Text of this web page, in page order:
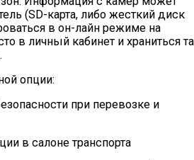
(SD-карта, либо жесткий диск
в он-лайн режиме на
в личный кабинет и храниться
опции:
при перевозке и
в салоне транспорта